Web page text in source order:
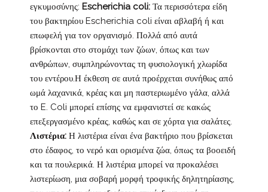
εγκυμοσύνης: Escherichia coli: Τα περισσότερα είδη
του βακτηρίου Escherichia coli είναι αβλαβή ή και
επωφελή για τον οργανισμό. Πολλά από αυτά
βρίσκονται στο στομάχι των ζώων, όπως και των
ανθρώπων, συμπληρώνοντας τη φυσιολογική χλωρίδα
του εντέρου.Η έκθεση σε αυτά προέρχεται συνήθως από
ωμά λαχανικά, κρέας και μη παστεριωμένο γάλα, αλλά
το E. Coli μπορεί επίσης να εμφανιστεί σε κακώς
επεξεργασμένο κρέας, καθώς και σε χόρτα για σαλάτες.
Λιστέρια: Η λιστέρια είναι ένα βακτήριο που βρίσκεται
στο έδαφος, το νερό και ορισμένα ζώα, όπως τα βοοειδή
και τα πουλερικά. Η λιστέρια μπορεί να προκαλέσει
λιστερίωση, μια σοβαρή μορφή τροφικής δηλητηρίασης,